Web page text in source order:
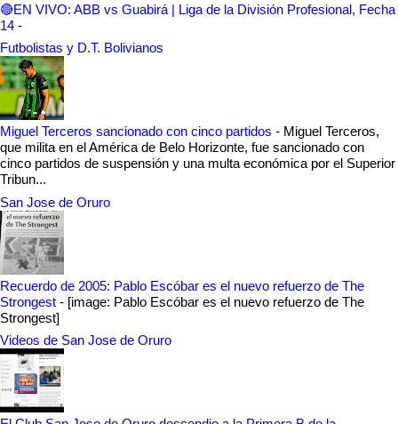
🔴EN VIVO: ABB vs Guabirá | Liga de la División Profesional, Fecha
14 -
Futbolistas y D.T. Bolivianos
Miguel Terceros sancionado con cinco partidos - Miguel Terceros,
que milita en el América de Belo Horizonte, fue sancionado con
cinco partidos de suspensión y una multa económica por el Superior
Tribun...
San Jose de Oruro
Recuerdo de 2005: Pablo Escóbar es el nuevo refuerzo de The
Strongest - [image: Pablo Escóbar es el nuevo refuerzo de The
Strongest]
Videos de San Jose de Oruro